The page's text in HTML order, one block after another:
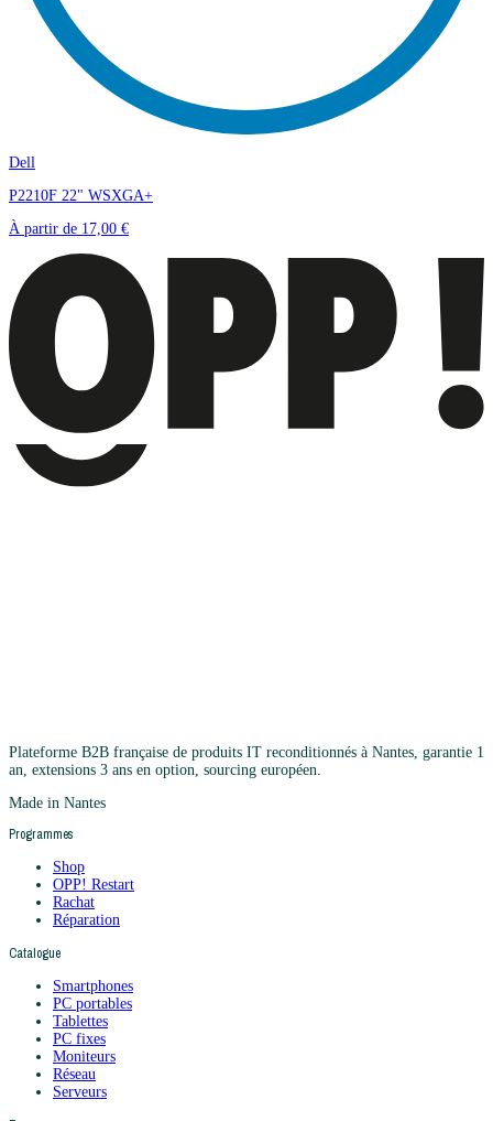
Dell
P2210F 22" WSXGA+
À partir de 17,00 €
Plateforme B2B française de produits IT reconditionnés à Nantes, garantie 1
an, extensions 3 ans en option, sourcing européen.
Made in Nantes
Programmes
Shop
OPP! Restart
Rachat
Réparation
Catalogue
Smartphones
PC portables
Tablettes
PC fixes
Moniteurs
Réseau
Serveurs